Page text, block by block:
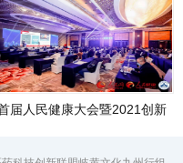
届人民健康大会暨2021创新